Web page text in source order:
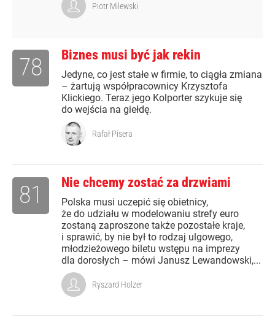
Piotr Milewski
Biznes musi być jak rekin
Jedyne, co jest stałe w firmie, to ciągła zmiana
– żartują współpracownicy Krzysztofa
Klickiego. Teraz jego Kolporter szykuje się
do wejścia na giełdę.
78
Rafał Pisera
Nie chcemy zostać za drzwiami
Polska musi uczepić się obietnicy,
że do udziału w modelowaniu strefy euro
zostaną zaproszone także pozostałe kraje,
i sprawić, by nie był to rodzaj ulgowego,
młodzieżowego biletu wstępu na imprezy
dla dorosłych – mówi Janusz Lewandowski,...
81
Ryszard Holzer